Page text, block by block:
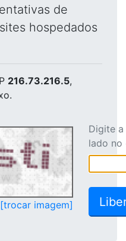
de
hospedados
216.73.216.5,
[trocar imagem]
Digite
lado no